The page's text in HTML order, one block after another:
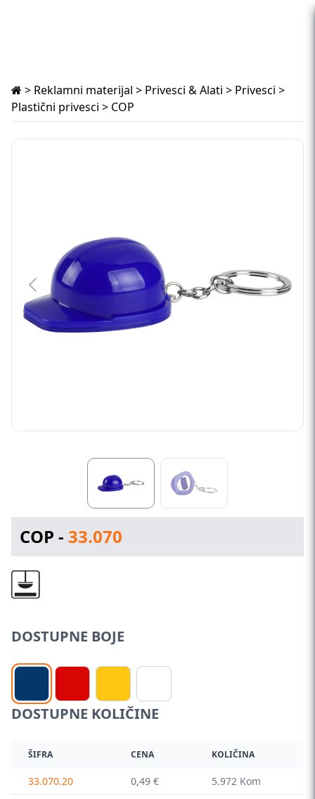
> Reklamni materijal > Privesci & Alati > Privesci >
Plastični privesci > COP
COP - 33.070
DOSTUPNE BOJE
DOSTUPNE KOLIČINE
ŠIFRA CENA KOLIČINA
33.070.20 0,49 € 5.972 Kom